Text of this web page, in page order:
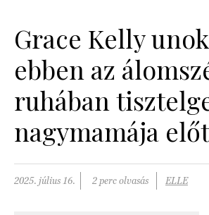
GOURMET AWARDS
SZÉPSÉG
KULTÚRA
PSZICHÉ
Grace Kelly
ebben az
ruhában
nagymamája
2025. július 16. 2 perc olvasás ELLE